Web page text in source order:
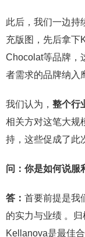
此后，我们一边持
充版图，先后拿下
Chocolat等品牌，
者需求的品牌纳入
我们认为， 整个行
相关方对这笔大规
持，这些促成了此
问：你是如何说服
答 ： 首要前提是我
的实力与业绩 。归
Kellanova是最佳